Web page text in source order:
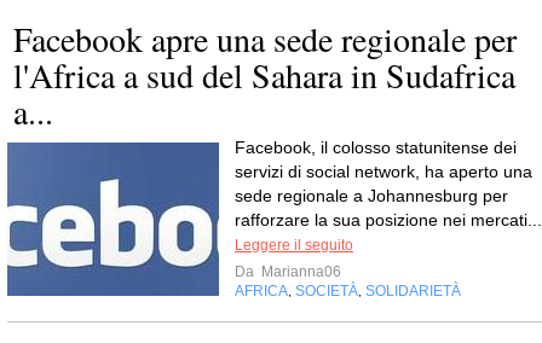
Facebook apre una sede regionale per
l'Africa a sud del Sahara in Sudafrica
a...
Facebook, il colosso statunitense dei
servizi di social network, ha aperto una
sede regionale a Johannesburg per
rafforzare la sua posizione nei mercati...
Leggere il seguito
Da Marianna06
AFRICA SOCIETÀ SOLIDARIETÀ